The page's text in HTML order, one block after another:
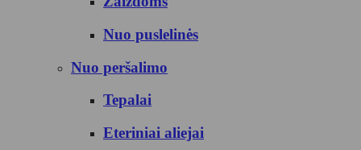
Nuo puslelinės
Nuo peršalimo
Tepalai
Eteriniai aliejai